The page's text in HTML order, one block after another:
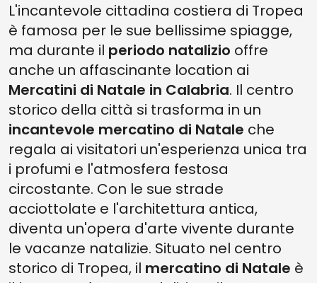
L'incantevole cittadina costiera di Tropea
è famosa per le sue bellissime spiagge,
ma durante il periodo natalizio offre
anche un affascinante location ai
Mercatini di Natale in Calabria. Il centro
storico della città si trasforma in un
incantevole mercatino di Natale che
regala ai visitatori un'esperienza unica tra
i profumi e l'atmosfera festosa
circostante. Con le sue strade
acciottolate e l'architettura antica,
diventa un'opera d'arte vivente durante
le vacanze natalizie. Situato nel centro
storico di Tropea, il mercatino di Natale è